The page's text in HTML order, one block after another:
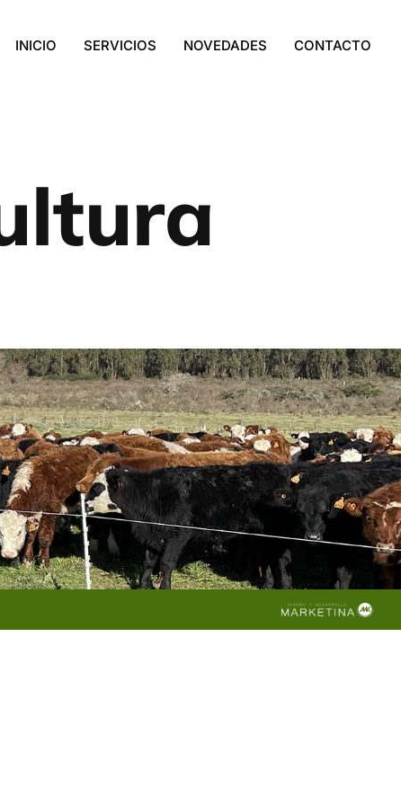
INICIO SERVICIOS NOVEDADES CONTACTO